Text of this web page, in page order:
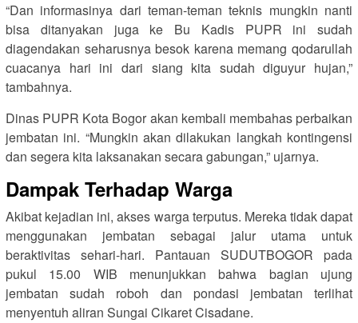
“Dan informasinya dari teman-teman teknis mungkin nanti
bisa ditanyakan juga ke Bu Kadis PUPR ini sudah
diagendakan seharusnya besok karena memang qodarullah
cuacanya hari ini dari siang kita sudah diguyur hujan,”
tambahnya.
Dinas PUPR Kota Bogor akan kembali membahas perbaikan
jembatan ini. “Mungkin akan dilakukan langkah kontingensi
dan segera kita laksanakan secara gabungan,” ujarnya.
Dampak Terhadap Warga
Akibat kejadian ini, akses warga terputus. Mereka tidak dapat
menggunakan jembatan sebagai jalur utama untuk
beraktivitas sehari-hari. Pantauan SUDUTBOGOR pada
pukul 15.00 WIB menunjukkan bahwa bagian ujung
jembatan sudah roboh dan pondasi jembatan terlihat
menyentuh aliran Sungai Cikaret Cisadane.